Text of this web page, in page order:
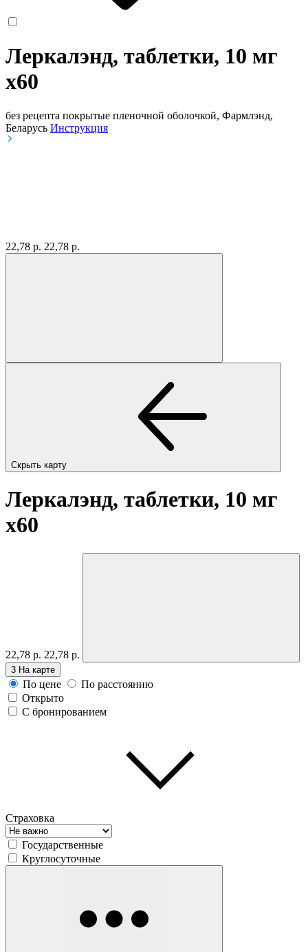
Леркалэнд, таблетки, 10 мг
x60
без рецепта покрытые пленочной оболочкой, Фармлэнд,
Беларусь Инструкция
22,78 р. 22,78 р.
Скрыть карту
Леркалэнд, таблетки, 10 мг
x60
22,78 р. 22,78 р.
3 На карте
По цене
По расстоянию
Открыто
С бронированием
Страховка
Государственные
Круглосуточные